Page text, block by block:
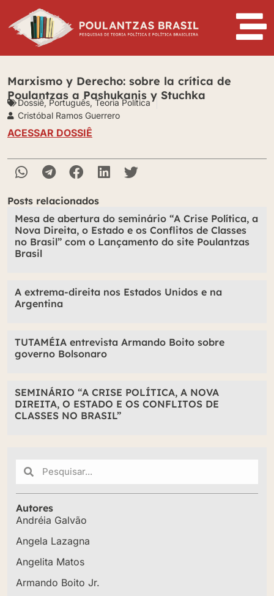
Marxismo y Derecho: sobre la crítica de
Poulantzas a Pashukanis y Stuchka
Dossiê,Português,Teoria Política
Cristóbal Ramos Guerrero
ACESSAR DOSSIÊ
Posts relacionados
Mesa de abertura do seminário “A Crise Política, a
Nova Direita, o Estado e os Conflitos de Classes
no Brasil” com o Lançamento do site Poulantzas
Brasil
A extrema-direita nos Estados Unidos e na
Argentina
TUTAMÉIA entrevista Armando Boito sobre
governo Bolsonaro
SEMINÁRIO “A CRISE POLÍTICA, A NOVA
DIREITA, O ESTADO E OS CONFLITOS DE
CLASSES NO BRASIL”
Autores
Andréia Galvão
Angela Lazagna
Angelita Matos
Armando Boito Jr.